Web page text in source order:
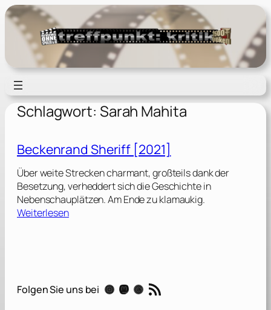
Zum
Inhalt
springen
Schlagwort: Sarah Mahita
Beckenrand Sheriff [2021]
Über weite Strecken charmant, großteils dank der
Besetzung, verheddert sich die Geschichte in
Nebenschauplätzen. Am Ende zu klamaukig.
Weiterlesen:
n
Folgen Sie uns bei Instagram Mastodon Threads RSS-Feed